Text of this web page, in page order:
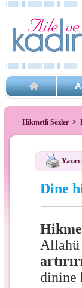
Hikmetli Sözler >
Dine
Allahü
dinine